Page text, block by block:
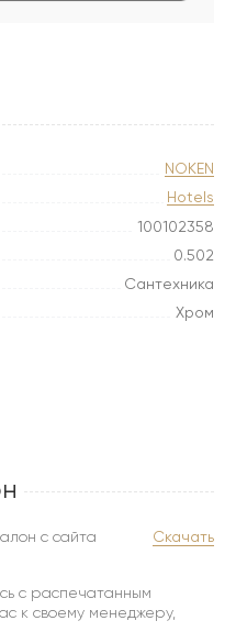
NOKEN
Hotels
100102358
0.502
Сантехника
Хром
с сайта
Скачать
с распечатанным
к своему менеджеру,